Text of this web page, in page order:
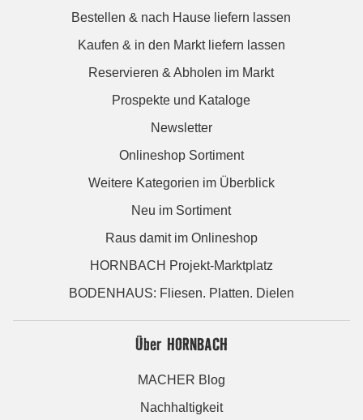
Bestellen & nach Hause liefern lassen
Kaufen & in den Markt liefern lassen
Reservieren & Abholen im Markt
Prospekte und Kataloge
Newsletter
Onlineshop Sortiment
Weitere Kategorien im Überblick
Neu im Sortiment
Raus damit im Onlineshop
HORNBACH Projekt-Marktplatz
BODENHAUS: Fliesen. Platten. Dielen
Über HORNBACH
MACHER Blog
Nachhaltigkeit